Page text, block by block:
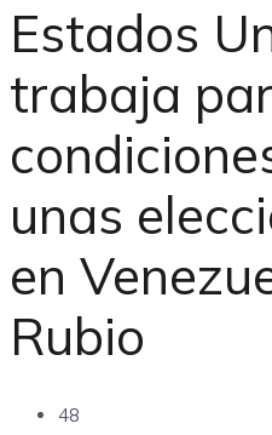
Estados
trabaja
unas
en
Rubio
48